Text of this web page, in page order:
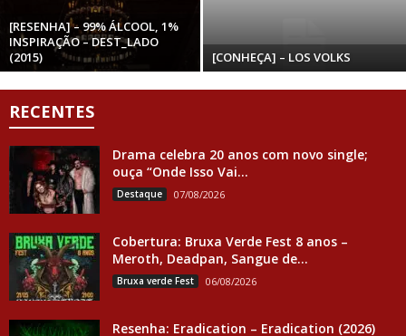
[RESENHA] – 99% ÁLCOOL, 1%
INSPIRAÇÃO – DEST_LADO
(2015)
[CONHEÇA] – LOS VOLKS
RECENTES
Drama celebra 20 anos com novo single;
ouça “Onde Isso Vai...
Destaque 07/08/2026
Cobertura: Bruxa Verde Fest 8 anos –
Meroth, Deadpan, Sangue de...
Bruxa verde Fest 06/08/2026
Resenha: Eradication – Eradication (2026)